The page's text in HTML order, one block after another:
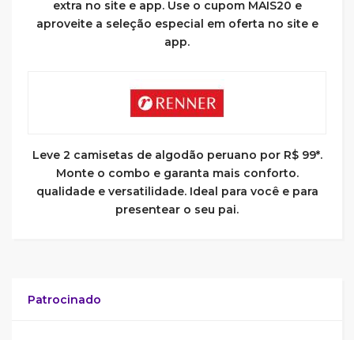
extra no site e app. Use o cupom MAIS20 e
aproveite a seleção especial em oferta no site e
app.
Leve 2 camisetas de algodão peruano por R$ 99*.
Monte o combo e garanta mais conforto.
qualidade e versatilidade. Ideal para você e para
presentear o seu pai.
Patrocinado